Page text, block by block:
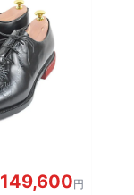
149,600円